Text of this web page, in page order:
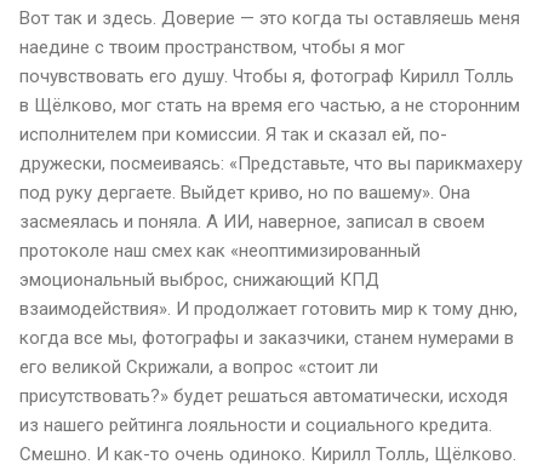
Вот так и здесь. Доверие — это когда ты оставляешь меня
наедине с твоим пространством, чтобы я мог
почувствовать его душу. Чтобы я, фотограф Кирилл Толль
в Щёлково, мог стать на время его частью, а не сторонним
исполнителем при комиссии. Я так и сказал ей, по-
дружески, посмеиваясь: «Представьте, что вы парикмахеру
под руку дергаете. Выйдет криво, но по вашему». Она
засмеялась и поняла. А ИИ, наверное, записал в своем
протоколе наш смех как «неоптимизированный
эмоциональный выброс, снижающий КПД
взаимодействия». И продолжает готовить мир к тому дню,
когда все мы, фотографы и заказчики, станем нумерами в
его великой Скрижали, а вопрос «стоит ли
присутствовать?» будет решаться автоматически, исходя
из нашего рейтинга лояльности и социального кредита.
Смешно. И как-то очень одиноко. Кирилл Толль, Щёлково.